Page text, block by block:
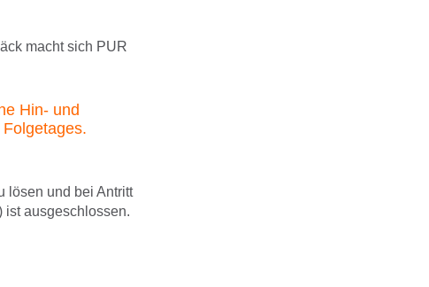
macht sich PUR
Hin- und
lösen und bei Antritt
ist ausgeschlossen.